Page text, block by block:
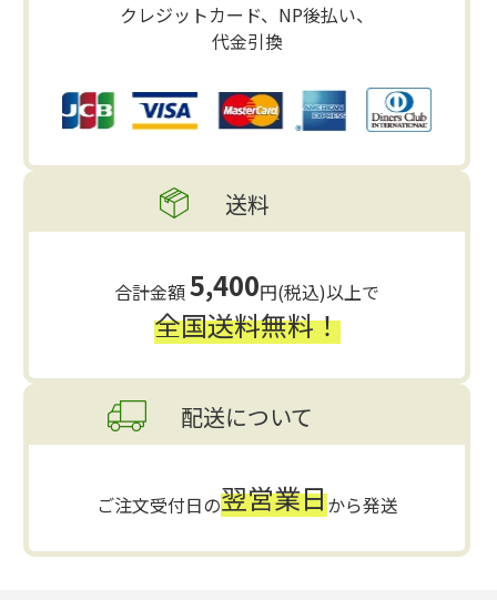
クレジットカード、NP後払い、
代金引換
送料
合計金額5,400円(税込)以上で
全国送料無料！
配送について
ご注文受付日の翌営業日から発送